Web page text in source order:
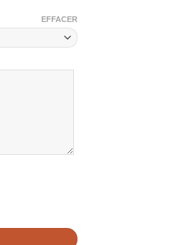
EFFACER